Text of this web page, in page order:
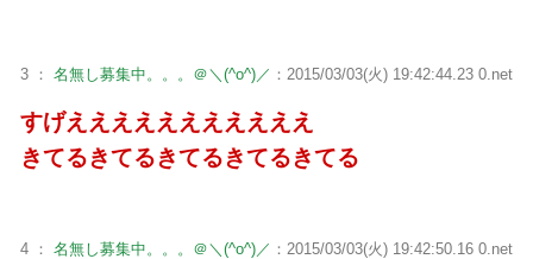
3 ： 名無し募集中。。。＠＼(^o^)／ ：2015/03/03(火) 19:42:44.23 0.net
すげえええええええええええ
きてるきてるきてるきてるきてる
4 ： 名無し募集中。。。＠＼(^o^)／ ：2015/03/03(火) 19:42:50.16 0.net